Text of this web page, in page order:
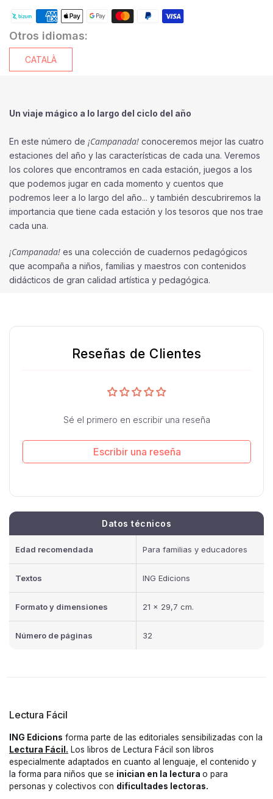
Otros idiomas:
CATALÀ
Un viaje mágico a lo largo del ciclo del año
En este número de ¡Campanada! conoceremos mejor las cuatro
estaciones del año y las características de cada una. Veremos
los colores que encontramos en cada estación, juegos a los
que podemos jugar en cada momento y cuentos que
podremos leer a lo largo del año... y también descubriremos la
importancia que tiene cada estación y los tesoros que nos trae
cada una.
¡Campanada! es una colección de cuadernos pedagógicos
que acompaña a niños, familias y maestros con contenidos
didácticos de gran calidad artística y pedagógica.
Reseñas de Clientes
Sé el primero en escribir una reseña
Escribir una reseña
Datos técnicos
Edad recomendada Para familias y educadores
Textos ING Edicions
Formato y dimensiones 21 x 29,7 cm.
Número de páginas 32
Lectura Fácil
ING Edicions forma parte de las editoriales sensibilizadas con la
Lectura Fácil. Los libros de Lectura Fácil son libros
especialmente adaptados en cuanto al lenguaje, el contenido y
la forma para niños que se inician en la lectura o para
personas y colectivos con dificultades lectoras.